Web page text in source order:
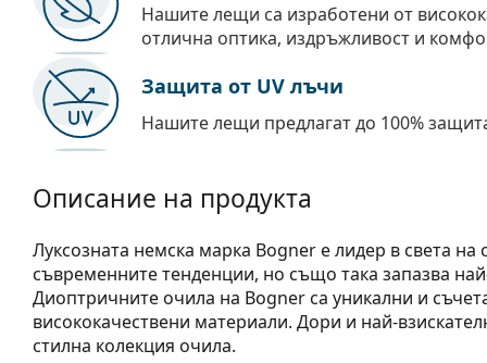
Нашите лещи са изработени от
отлична оптика, издръжливост и
Защита от UV лъчи
Нашите лещи предлагат до 100%
Описание на продукта
Луксозната немска марка Bogner е лидер в света
съвременните тенденции, но също така запазва
Диоптричните очила на Bogner са уникални и
висококачествени материали. Дори и най-
стилна колекция очила.